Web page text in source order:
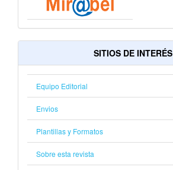
SITIOS DE INTERÉS
Equipo Editorial
Envios
Plantillas y Formatos
Sobre esta revista